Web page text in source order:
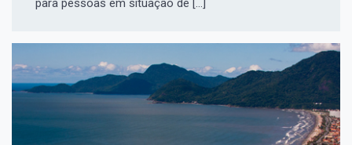
para pessoas em situação de […]